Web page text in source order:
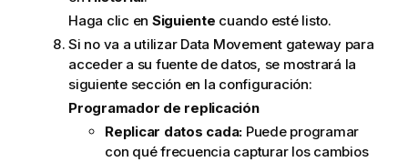
c
i
a
Haga clic en Siguiente cuando esté listo.
Si no va a utilizar Data Movement gatewaypara
acceder a su fuente de datos, se mostrará la
siguiente sección en la configuración:
Programador de replicación
Replicar datos cada: Puede programar
con qué frecuencia capturar los cambios